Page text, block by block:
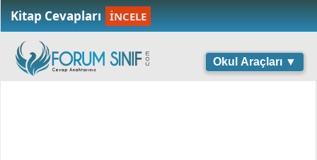
Kitap Cevapları İNCELE
Okul Araçları ▼